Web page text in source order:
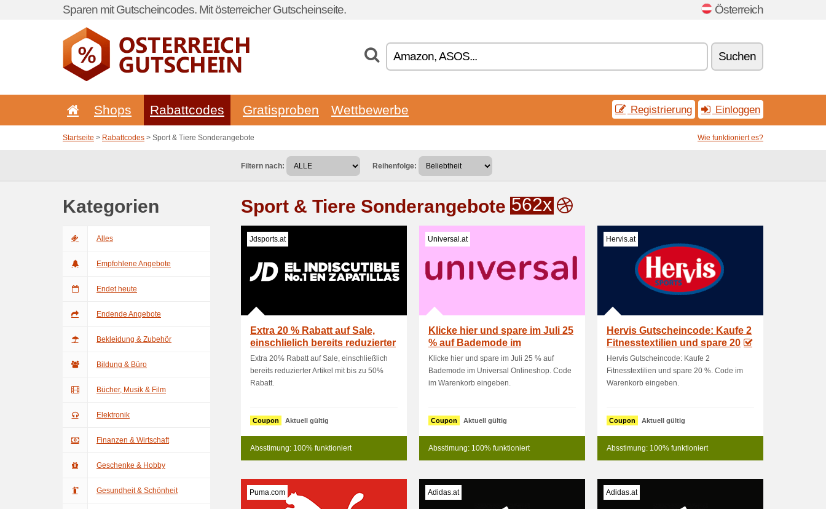
Sparen mit Gutscheincodes. Mit österreicher Gutscheinseite. Österreich
Suchen
Shops Rabattcodes Gratisproben Wettbewerbe Registrierung Einloggen
Startseite > Rabattcodes > Sport & Tiere Sonderangebote Wie funktioniert es?
Filtern nach: Reihenfolge:
Kategorien
Alles
Empfohlene Angebote
Endet heute
Endende Angebote
Bekleidung & Zubehör
Bildung & Büro
Bücher, Musik & Film
Elektronik
Finanzen & Wirtschaft
Geschenke & Hobby
Gesundheit & Schönheit
Sport & Tiere Sonderangebote 562x
Jdsports.at
Extra 20 % Rabatt auf Sale,
einschlielich bereits reduzierter
Artik.
Extra 20% Rabatt auf Sale, einschließlich
bereits reduzierter Artikel mit bis zu 50%
Rabatt.
Coupon Aktuell gültig
Absstimung: 100% funktioniert
Universal.at
Klicke hier und spare im Juli 25
% auf Bademode im
Universal
Klicke hier und spare im Juli 25 % auf
Bademode im Universal Onlineshop. Code
im Warenkorb eingeben.
Coupon Aktuell gültig
Absstimung: 100% funktioniert
Hervis.at
Hervis Gutscheincode: Kaufe 2
Fitnesstextilien und spare 20
Hervis Gutscheincode: Kaufe 2
Fitnesstextilien und spare 20 %. Code im
Warenkorb eingeben.
Coupon Aktuell gültig
Absstimung: 100% funktioniert
Puma.com Adidas.at Adidas.at